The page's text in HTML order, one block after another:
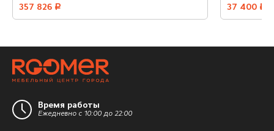
357 826 руб. 37 400 руб.
Время работы
Ежедневно с 10:00 до 22:00